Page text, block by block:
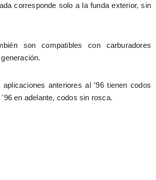
corresponde solo a la funda exterior, sin
son compatibles con carburadores
aplicaciones anteriores al '96 tienen codos
en adelante, codos sin rosca.